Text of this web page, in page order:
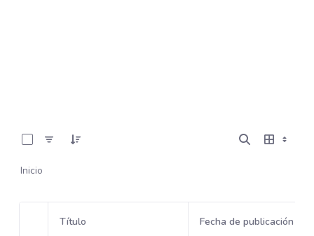
Inicio
Selección del elemento
Título Fecha de publicación